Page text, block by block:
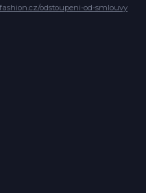
odstoupeni-od-smlouvy